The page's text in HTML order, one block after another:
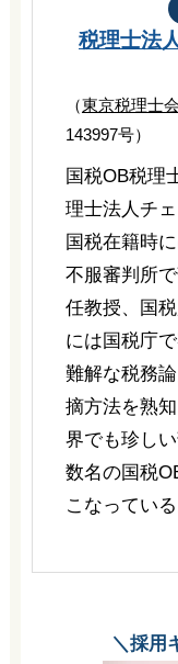
税理士法
（東京税理士
143997号）
国税OB税理
理士法人チ
国税在籍時
不服審判所
任教授、国
には国税庁
難解な税務
摘方法を熟
界でも珍し
数名の国税
こなっている
＼採用